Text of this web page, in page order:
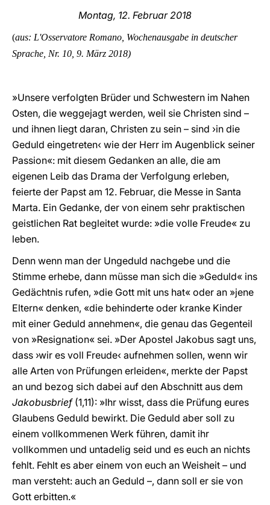
Montag, 12. Februar 2018
(aus: L'Osservatore Romano, Wochenausgabe in deutscher
Sprache, Nr. 10, 9. März 2018)
»Unsere verfolgten Brüder und Schwestern im Nahen
Osten, die weggejagt werden, weil sie Christen sind –
und ihnen liegt daran, Christen zu sein – sind ›in die
Geduld eingetreten‹ wie der Herr im Augenblick seiner
Passion«: mit diesem Gedanken an alle, die am
eigenen Leib das Drama der Verfolgung erleben,
feierte der Papst am 12. Februar, die Messe in Santa
Marta. Ein Gedanke, der von einem sehr praktischen
geistlichen Rat begleitet wurde: »die volle Freude« zu
leben.
Denn wenn man der Ungeduld nachgebe und die
Stimme erhebe, dann müsse man sich die »Geduld« ins
Gedächtnis rufen, »die Gott mit uns hat« oder an »jene
Eltern« denken, «die behinderte oder kranke Kinder
mit einer Geduld annehmen«, die genau das Gegenteil
von »Resignation« sei. »Der Apostel Jakobus sagt uns,
dass ›wir es voll Freude‹ aufnehmen sollen, wenn wir
alle Arten von Prüfungen erleiden«, merkte der Papst
an und bezog sich dabei auf den Abschnitt aus dem
Jakobusbrief (1,11): »Ihr wisst, dass die Prüfung eures
Glaubens Geduld bewirkt. Die Geduld aber soll zu
einem vollkommenen Werk führen, damit ihr
vollkommen und untadelig seid und es euch an nichts
fehlt. Fehlt es aber einem von euch an Weisheit – und
man versteht: auch an Geduld –, dann soll er sie von
Gott erbitten.«